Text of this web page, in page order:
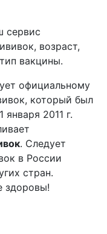
сервис
возраст,
вакцины.
официальному
который был
2011 г.
. Следует
в России
стран.
здоровы!